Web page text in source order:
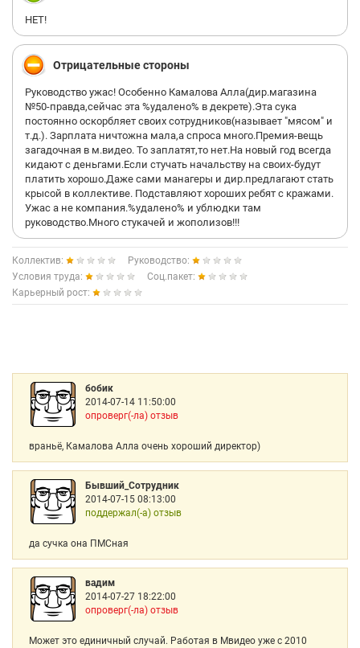
НЕТ!
Отрицательные стороны
Руководство ужас! Особенно Камалова Алла(дир.магазина
№50-правда,сейчас эта %удалено% в декрете).Эта сука
постоянно оскорбляет своих сотрудников(называет "мясом" и
т.д.). Зарплата ничтожна мала,а спроса много.Премия-вещь
загадочная в м.видео. То заплатят,то нет.На новый год всегда
кидают с деньгами.Если стучать начальству на своих-будут
платить хорошо.Даже сами манагеры и дир.предлагают стать
крысой в коллективе. Подставляют хороших ребят с кражами.
Ужас а не компания.%удалено% и ублюдки там
руководство.Много стукачей и жополизов!!!
Коллектив:
Руководство:
Условия труда:
Соц.пакет:
Карьерный рост:
бобик
2014-07-14 11:50:00
опроверг(-ла) отзыв
враньё, Камалова Алла очень хороший директор)
Бывший_Сотрудник
2014-07-15 08:13:00
поддержал(-а) отзыв
да сучка она ПМСная
вадим
2014-07-27 18:22:00
опроверг(-ла) отзыв
Может это единичный случай. Работая в Мвидео уже с 2010